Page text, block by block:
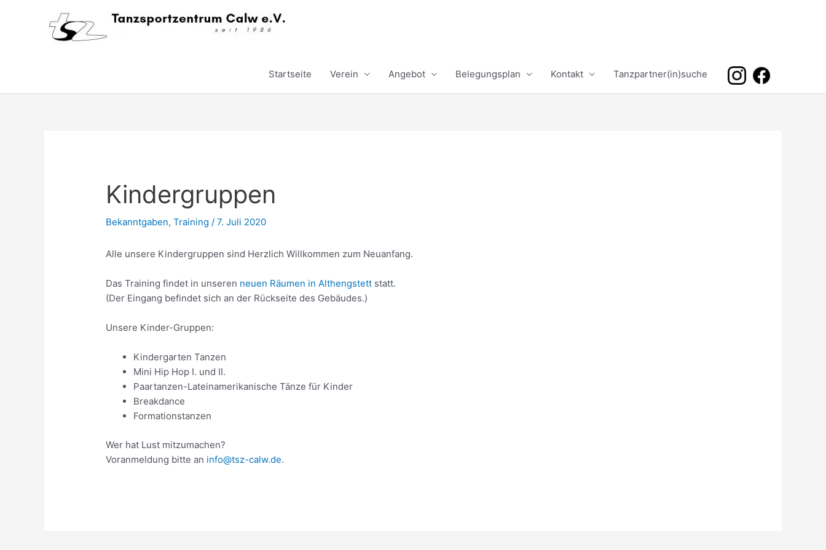
Startseite Verein Angebot Belegungsplan Kontakt Tanzpartner(in)suche
Kindergruppen
Bekanntgaben,Training /7. Juli 2020
Alle unsere Kindergruppen sind Herzlich Willkommen zum Neuanfang.
Das Training findet in unseren neuen Räumen in Althengstett statt.
(Der Eingang befindet sich an der Rückseite des Gebäudes.)
Unsere Kinder-Gruppen:
Kindergarten Tanzen
Mini Hip Hop I. und II.
Paartanzen-Lateinamerikanische Tänze für Kinder
Breakdance
Formationstanzen
Wer hat Lust mitzumachen?
Voranmeldung bitte an info@tsz-calw.de.